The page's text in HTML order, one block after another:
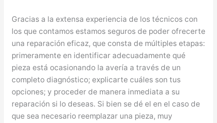
Gracias a la extensa experiencia de los técnicos con
los que contamos estamos seguros de poder ofrecerte
una reparación eficaz, que consta de múltiples etapas:
primeramente en identificar adecuadamente qué
pieza está ocasionando la avería a través de un
completo diagnóstico; explicarte cuáles son tus
opciones; y proceder de manera inmediata a su
reparación si lo deseas. Si bien se dé el en el caso de
que sea necesario reemplazar una pieza, muy